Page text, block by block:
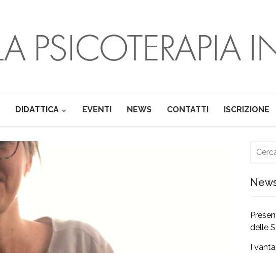
DIDATTICA EVENTI NEWS CONTATTI ISCRIZIONE
Ricerca
delle
I